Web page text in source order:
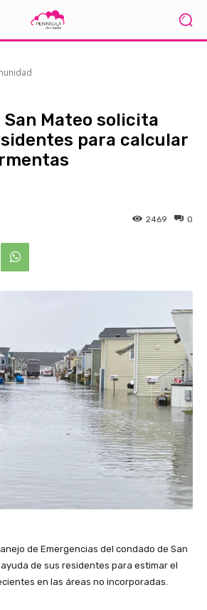
San Mateo solicita
para calcular
0
2469
de Emergencias del condado de San
de sus residentes para estimar el
en las áreas no incorporadas.